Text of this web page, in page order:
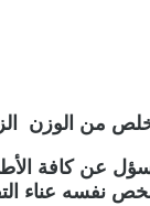
من الوزن
عن كافة
نفسه عناء